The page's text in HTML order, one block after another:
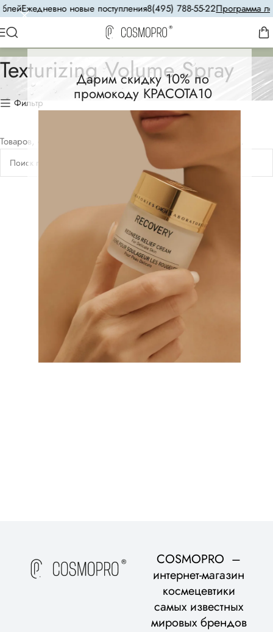
Дарим скидку 10% по
промокоду КРАСОТА10
Ежедневно новые поступления8(495) 788-55-22Программа
Texturizing Volume Spray
Фильтр
Товаров, соответствующих вашему запросу, не обнаружено.
COSMOPRO –
интернет-магазин
космецевтики
самых известных
мировых брендов